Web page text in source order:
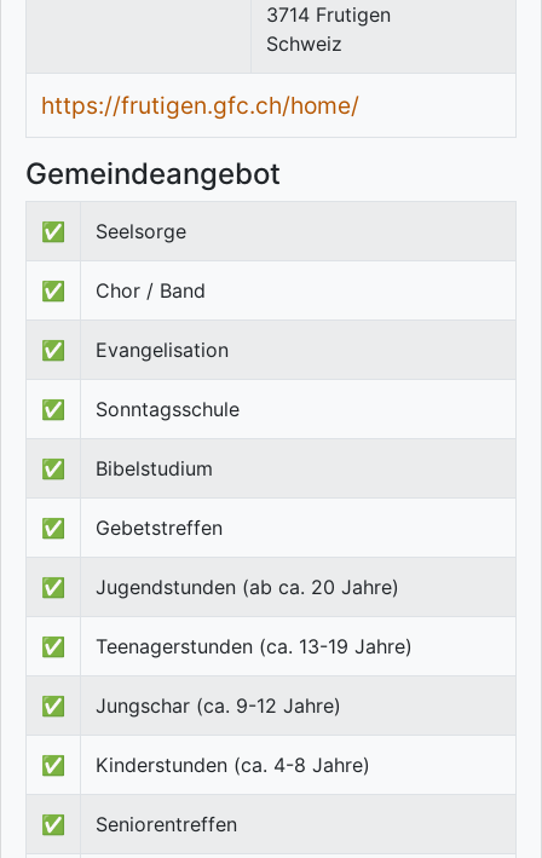
3714 Frutigen
Schweiz
https://frutigen.gfc.ch/home/
Gemeindeangebot
✅ Seelsorge
✅ Chor / Band
✅ Evangelisation
✅ Sonntagsschule
✅ Bibelstudium
✅ Gebetstreffen
✅ Jugendstunden (ab ca. 20 Jahre)
✅ Teenagerstunden (ca. 13-19 Jahre)
✅ Jungschar (ca. 9-12 Jahre)
✅ Kinderstunden (ca. 4-8 Jahre)
✅ Seniorentreffen